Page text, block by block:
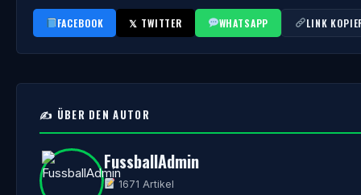
FACEBOOK 𝕏 TWITTER WHATSAPP LINK
✍️ ÜBER DEN AUTOR
FussballAdmin
1671 Artikel